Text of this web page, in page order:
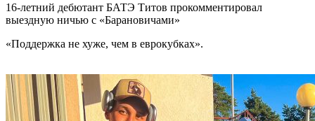
16-летний дебютант БАТЭ Титов прокомментировал
выездную ничью с «Барановичами»
«Поддержка не хуже, чем в еврокубках».